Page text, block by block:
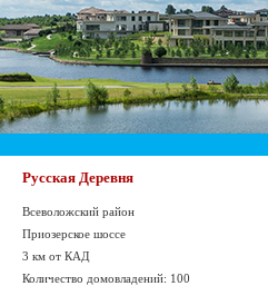
Русская Деревня
Всеволожский район
Приозерское шоссе
3 км от КАД
Количество домовладений: 100